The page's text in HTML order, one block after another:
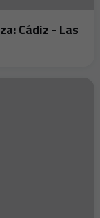
Cádiz - Las